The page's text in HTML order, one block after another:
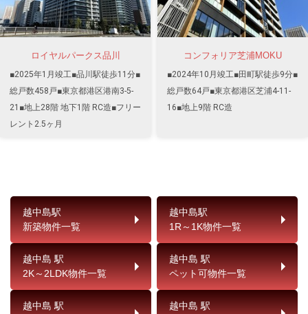
ロイヤルパークス品川
■2025年1月竣工■品川駅徒歩11分■
総戸数458戸■東京都港区港南3-5-
21■地上28階 地下1階 RC造■フリー
レント2.5ヶ月
コンフォリア芝浦MOKU
■2024年10月竣工■田町駅徒歩9分■
総戸数64戸■東京都港区芝浦4-11-
16■地上9階 RC造
越中島駅
新築物件一覧
越中島駅
1R～1K物件一覧
越中島 駅
2K～2LDK物件一覧
越中島 駅
ペット可物件一覧
越中島 駅
越中島 駅